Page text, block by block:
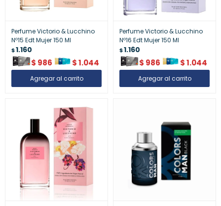
Perfume Victorio & Lucchino
Nº15 Edt Mujer 150 Ml
$1.160
$ 986 $1.044
Perfume Victorio & Lucchino
Nº16 Edt Mujer 150 Ml
$1.160
$ 986 $1.044